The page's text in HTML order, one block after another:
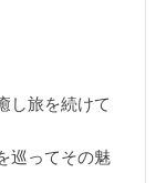
し旅を続けて
巡ってその魅